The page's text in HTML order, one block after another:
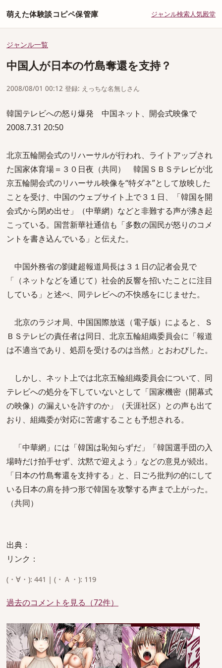
萌えた体験談コピペ保管庫 ジャンル検索人気殿堂
ジャンル一覧
中国人が日本の竹島奪還を支持？
2008/08/01 00:12 登録: えっちな名無しさん
韓国テレビへの怒り爆発 中国ネット、開会式映像で
2008.7.31 20:50
北京五輪開会式のリハーサルが行われ、ライトアップされ
た国家体育場＝３０日夜（共同） 韓国ＳＢＳテレビが北
京五輪開会式のリハーサル映像を“特ダネ”として放映した
ことを受け、中国のウェブサイト上で３１日、「韓国を開
会式から閉め出せ」（中華網）などと非難する声が沸き起
こっている。国営新華社通信も「多数の国民が怒りのコメ
ントを書き込んでいる」と伝えた。
中国外務省の劉建超報道局長は３１日の記者会見で
「（ネットなどを通じて）社会的反響を招いたことに注目
している」と述べ、同テレビへの不快感をにじませた。
北京のラジオ局、中国国際放送（電子版）によると、Ｓ
ＢＳテレビの責任者は同日、北京五輪組織委員会に「報道
は不適当であり、処罰を受けるのは当然」とおわびした。
しかし、ネット上では北京五輪組織委員会について、同
テレビへの処分を下していないとして「国家機密（開幕式
の映像）の漏えいを許すのか」（天涯社区）との声も出て
おり、組織委が対応に苦慮することも予想される。
「中華網」には「韓国は恥知らずだ」「韓国選手団の入
場時だけ拍手せず、沈黙で迎えよう」などの意見が続出。
「日本の竹島奪還を支持する」と、日ごろ批判の的にして
いる日本の肩を持つ形で韓国を攻撃する声まで上がった。
（共同）
出典：
リンク：
(・∀・): 441 | (・Ａ・): 119
過去のコメントを見る（72件）